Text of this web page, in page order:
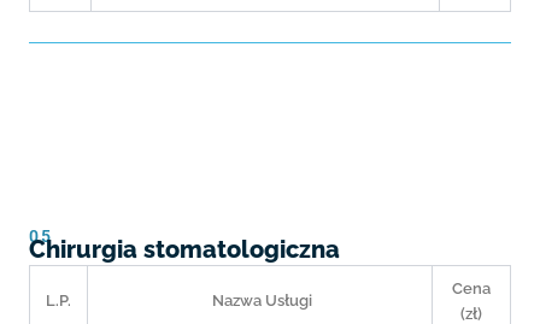
05
Chirurgia stomatologiczna
L.P. Nazwa Usługi
Cena
(zł)